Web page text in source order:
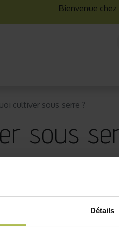
Détails
Bienvenue chez
cultiver sous serre ?
sous